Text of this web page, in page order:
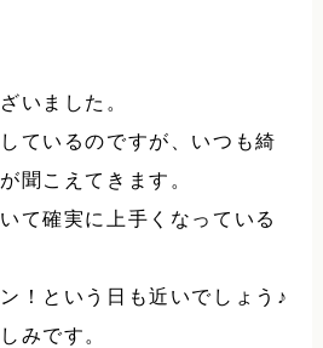
いました。
ているのですが、いつも綺
聞こえてきます。
て確実に上手くなっている
！という日も近いでしょう♪
みです。